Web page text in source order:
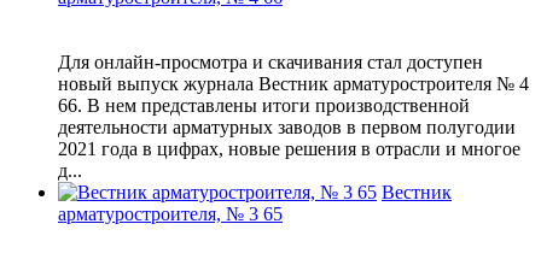
Для онлайн-просмотра и скачивания стал доступен
новый выпуск журнала Вестник арматуростроителя № 4
66. В нем представлены итоги производственной
деятельности арматурных заводов в первом полугодии
2021 года в цифрах, новые решения в отрасли и многое
д...
Вестник
арматуростроителя, № 3 65